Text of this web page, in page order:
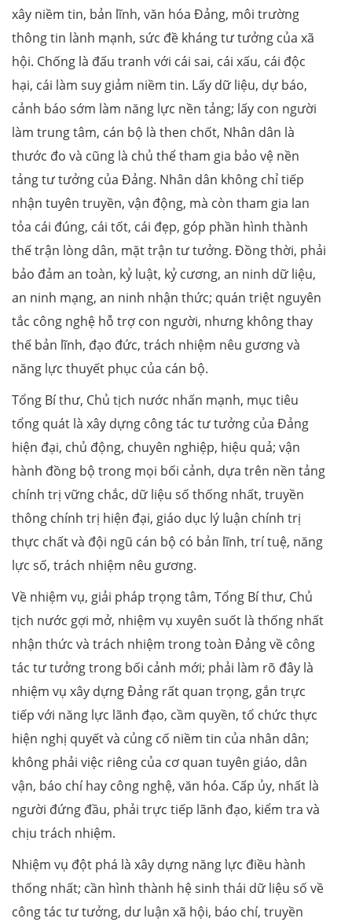
xây niềm tin, bản lĩnh, văn hóa Đảng, môi trường
thông tin lành mạnh, sức đề kháng tư tưởng của xã
hội. Chống là đấu tranh với cái sai, cái xấu, cái độc
hại, cái làm suy giảm niềm tin. Lấy dữ liệu, dự báo,
cảnh báo sớm làm năng lực nền tảng; lấy con người
làm trung tâm, cán bộ là then chốt, Nhân dân là
thước đo và cũng là chủ thể tham gia bảo vệ nền
tảng tư tưởng của Đảng. Nhân dân không chỉ tiếp
nhận tuyên truyền, vận động, mà còn tham gia lan
tỏa cái đúng, cái tốt, cái đẹp, góp phần hình thành
thế trận lòng dân, mặt trận tư tưởng. Đồng thời, phải
bảo đảm an toàn, kỷ luật, kỷ cương, an ninh dữ liệu,
an ninh mạng, an ninh nhận thức; quán triệt nguyên
tắc công nghệ hỗ trợ con người, nhưng không thay
thế bản lĩnh, đạo đức, trách nhiệm nêu gương và
năng lực thuyết phục của cán bộ.
Tổng Bí thư, Chủ tịch nước nhấn mạnh, mục tiêu
tổng quát là xây dựng công tác tư tưởng của Đảng
hiện đại, chủ động, chuyên nghiệp, hiệu quả; vận
hành đồng bộ trong mọi bối cảnh, dựa trên nền tảng
chính trị vững chắc, dữ liệu số thống nhất, truyền
thông chính trị hiện đại, giáo dục lý luận chính trị
thực chất và đội ngũ cán bộ có bản lĩnh, trí tuệ, năng
lực số, trách nhiệm nêu gương.
Về nhiệm vụ, giải pháp trọng tâm, Tổng Bí thư, Chủ
tịch nước gợi mở, nhiệm vụ xuyên suốt là thống nhất
nhận thức và trách nhiệm trong toàn Đảng về công
tác tư tưởng trong bối cảnh mới; phải làm rõ đây là
nhiệm vụ xây dựng Đảng rất quan trọng, gắn trực
tiếp với năng lực lãnh đạo, cầm quyền, tổ chức thực
hiện nghị quyết và củng cố niềm tin của nhân dân;
không phải việc riêng của cơ quan tuyên giáo, dân
vận, báo chí hay công nghệ, văn hóa. Cấp ủy, nhất là
người đứng đầu, phải trực tiếp lãnh đạo, kiểm tra và
chịu trách nhiệm.
Nhiệm vụ đột phá là xây dựng năng lực điều hành
thống nhất; cần hình thành hệ sinh thái dữ liệu số về
công tác tư tưởng, dư luận xã hội, báo chí, truyền